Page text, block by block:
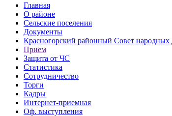
Главная
О районе
Сельские поселения
Документы
Красногорский районный Совет народных
Прием
Защита от ЧС
Статистика
Сотрудничество
Торги
Кадры
Интернет-приемная
Оф. выступления